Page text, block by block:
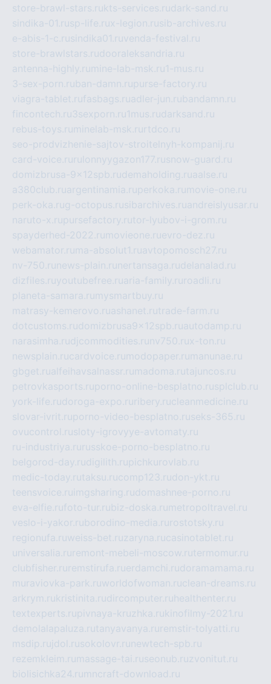
store-brawl-stars.rukts-services.rudark-sand.ru
sindika-01.rusp-life.rux-legion.rusib-archives.ru
e-abis-1-c.rusindika01.ruvenda-festival.ru
store-brawlstars.rudooraleksandria.ru
antenna-highly.ru mine-lab-msk.ru1-mus.ru
3-sex-porn.ruban-damn.rupurse-factory.ru
viagra-tablet.rufasbags.ruadler-jun.rubandamn.ru
fincontech.ru3sexporn.ru1mus.rudarksand.ru
rebus-toys.ru minelab-msk.ru rtdco.ru
seo-prodvizhenie-sajtov-stroitelnyh-kompanij.ru
card-voice.ru rulonnyygazon177.rusnow-guard.ru
domizbrusa-9x12spb.rudemaholding.ruaalse.ru
a380club.ruargentinamia.ruperkoka.ru movie-one.ru
perk-oka.rug-octopus.rusibarchives.ruandreislyusar.ru
naruto-x.rupursefactory.rutor-lyubov-i-grom.ru
spayderhed-2022.ru movieone.ruevro-dez.ru
webamator.ru ma-absolut1.ruavtopomosch27.ru
nv-750.ru news-plain.ru nertansaga.rudelanalad.ru
dizfiles.ruyoutubefree.ruaria-family.ru roadli.ru
planeta-samara.ru mysmartbuy.ru
matrasy-kemerovo.ruashanet.rutrade-farm.ru
dotcustoms.rudomizbrusa9x12spb.ruautodamp.ru
narasimha.rudjcommodities.ru nv750.rux-ton.ru
newsplain.rucardvoice.ru modopaper.ru manunae.ru
gbget.rualfeihavsalnassr.ru madoma.rutajuncos.ru
petrovkasports.ruporno-online-besplatno.rusplclub.ru
york-life.rudoroga-expo.ru ribery.rucleanmedicine.ru
slovar-ivrit.ruporno-video-besplatno.ruseks-365.ru
ovucontrol.rusloty-igrovyye-avtomaty.ru
ru-industriya.ru russkoe-porno-besplatno.ru
belgorod-day.rudigilith.rupichkurovlab.ru
medic-today.rutaksu.rucomp123.rudon-ykt.ru
teensvoice.ru imgsharing.rudomashnee-porno.ru
eva-elfie.rufoto-tur.rubiz-doska.ru metropoltravel.ru
veslo-i-yakor.ruborodino-media.ru rostotsky.ru
regionufa.ruweiss-bet.ruzaryna.rucasinotablet.ru
universalia.ru remont-mebeli-moscow.rutermomur.ru
clubfisher.ru remstirufa.ruerdamchi.rudoramamama.ru
muraviovka-park.ruworldofwoman.ruclean-dreams.ru
arkrym.rukristinita.rudircomputer.ru healthenter.ru
textexperts.rupivnaya-kruzhka.rukinofilmy-2021.ru
demolalapaluza.rutanyavanya.ru remstir-tolyatti.ru
msdip.ru jdol.rusokolovr.ru newtech-spb.ru
rezemkleim.ru massage-tai.ruseonub.ruzvonitut.ru
biolisichka24.ru mncraft-download.ru